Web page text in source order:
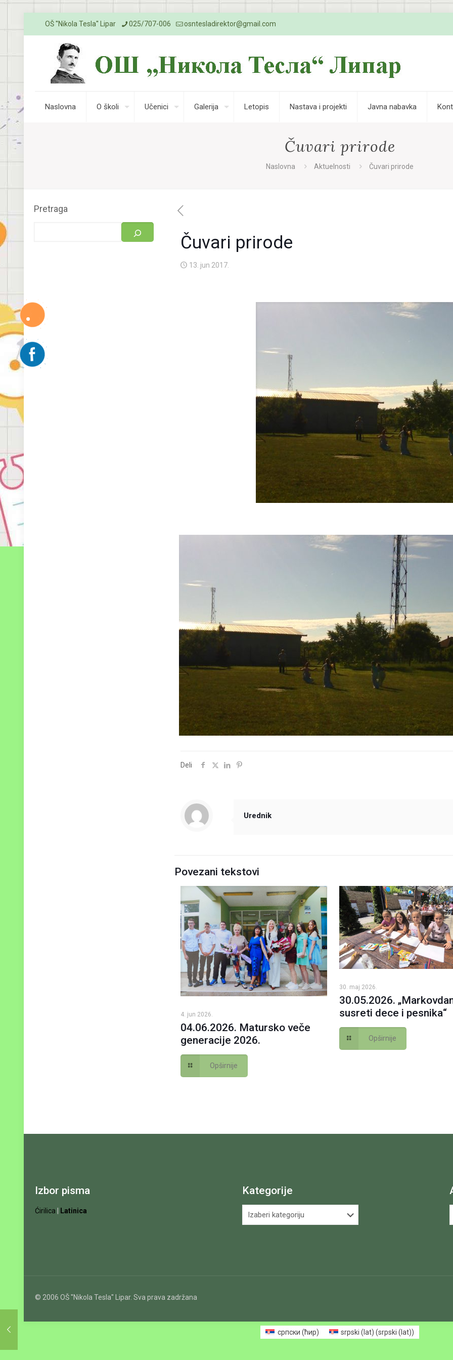
OŠ ''Nikola Tesla'' Lipar 025/707-006 osntesladirektor@gmail.com
Naslovna O školi Učenici Galerija Letopis Nastava i projekti Javna nabavka
Čuvari prirode
Naslovna Aktuelnosti Čuvari prirode
Čuvari prirode
13. jun 2017.
Deli
Urednik
Povezani tekstovi
4. jun 2026.
04.06.2026. Matursko veče
generacije 2026.
Opširnije
30. maj 2026.
30.05.2026.
susreti dece i pesnika“
Opširnije
Pretraga
Izbor pisma
Ćirilica Latinica
Kategorije
Kategorije
© 2006 OŠ ''Nikola Tesla'' Lipar. Sva prava zadržana
српски (ћир) srpski (lat) (srpski (lat))